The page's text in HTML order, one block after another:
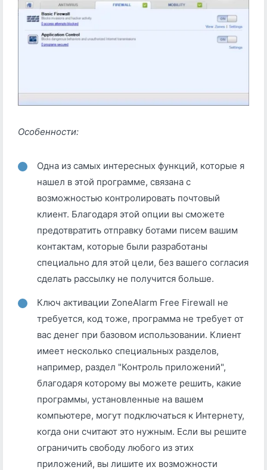
Особенности:
Одна из самых интересных функций, которые я
нашел в этой программе, связана с
возможностью контролировать почтовый
клиент. Благодаря этой опции вы сможете
предотвратить отправку ботами писем вашим
контактам, которые были разработаны
специально для этой цели, без вашего согласия
сделать рассылку не получится больше.
Ключ активации ZoneAlarm Free Firewall не
требуется, код тоже, программа не требует от
вас денег при базовом использовании. Клиент
имеет несколько специальных разделов,
например, раздел "Контроль приложений",
благодаря которому вы можете решить, какие
программы, установленные на вашем
компьютере, могут подключаться к Интернету,
когда они считают это нужным. Если вы решите
ограничить свободу любого из этих
приложений, вы лишите их возможности